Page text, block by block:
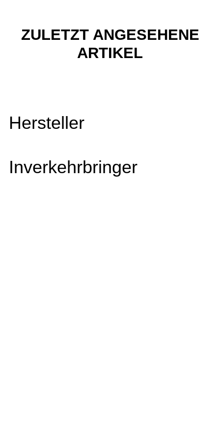
ZULETZT ANGESEHENE
ARTIKEL
Hersteller
Inverkehrbringer